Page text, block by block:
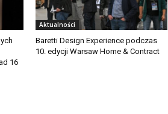
16
Aktualności
Baretti Design Experience podczas
10. edycji Warsaw Home & Contract